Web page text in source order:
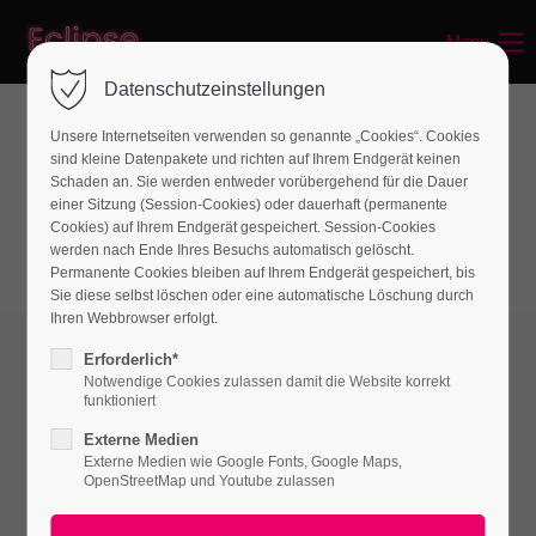
Login
Benutzername
Passwort
Register | Lost your password?
Support
Menu
Link-Elements
Hyperlink (Lightbox-Video)
FIRST TIME BUILDING?
WEBSITE, DOMAIN OR HOSTING WE CAN HELP.
Datenschutzeinstellungen
Unsere Internetseiten verwenden so genannte „Cookies“. Cookies
sind kleine Datenpakete und richten auf Ihrem Endgerät keinen
Schaden an. Sie werden entweder vorübergehend für die Dauer
einer Sitzung (Session-Cookies) oder dauerhaft (permanente
Cookies) auf Ihrem Endgerät gespeichert. Session-Cookies
werden nach Ende Ihres Besuchs automatisch gelöscht.
Permanente Cookies bleiben auf Ihrem Endgerät gespeichert, bis
Sie diese selbst löschen oder eine automatische Löschung durch
Ihren Webbrowser erfolgt.
Erforderlich*
Notwendige Cookies zulassen damit die Website korrekt
funktioniert
Externe Medien
Externe Medien wie Google Fonts, Google Maps,
OpenStreetMap und Youtube zulassen